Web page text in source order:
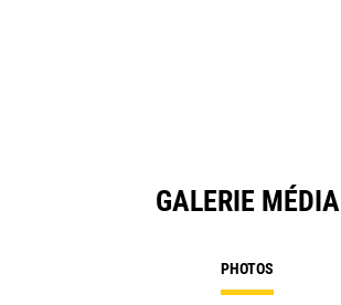
GALERIE MÉDIA
PHOTOS